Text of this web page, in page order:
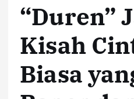
“Duren”
Kisah
Biasa